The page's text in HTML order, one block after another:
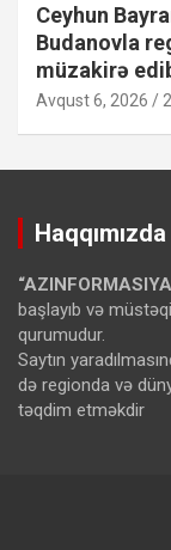
Ceyhun
Budanovla
müzakirə
Avqust 6, 2026 /
Haqqımızda
başlayıb və
qurumudur.
Saytın
də regionda və
təqdim etməkdir